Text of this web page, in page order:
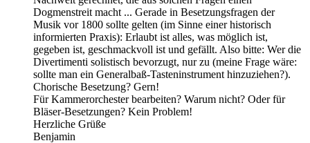
Dogmenstreit macht ... Gerade in Besetzungsfragen der
Musik vor 1800 sollte gelten (im Sinne einer historisch
informierten Praxis): Erlaubt ist alles, was möglich ist,
gegeben ist, geschmackvoll ist und gefällt. Also bitte: Wer die
Divertimenti solistisch bevorzugt, nur zu (meine Frage wäre:
sollte man ein Generalbaß-Tasteninstrument hinzuziehen?).
Chorische Besetzung? Gern!
Für Kammerorchester bearbeiten? Warum nicht? Oder für
Bläser-Besetzungen? Kein Problem!
Herzliche Grüße
Benjamin